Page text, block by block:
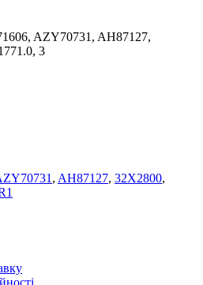
AZY70731, AH87127,
3
, AH87127, 32X2800,